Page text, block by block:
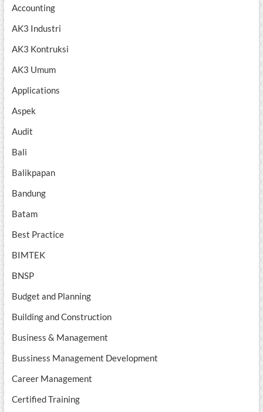
Accounting
AK3 Industri
AK3 Kontruksi
AK3 Umum
Applications
Aspek
Audit
Bali
Balikpapan
Bandung
Batam
Best Practice
BIMTEK
BNSP
Budget and Planning
Building and Construction
Business & Management
Bussiness Management Development
Career Management
Certified Training